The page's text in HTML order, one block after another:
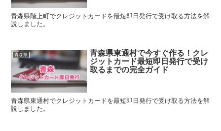
青森県階上町でクレジットカードを最短即日発行で受け取る方法を解
説しました。
青森県
青森県東通村で今すぐ作る！クレ
ジットカード最短即日発行で受け
取るまでの完全ガイド
青森県東通村でクレジットカードを最短即日発行で受け取る方法を解
説しました。